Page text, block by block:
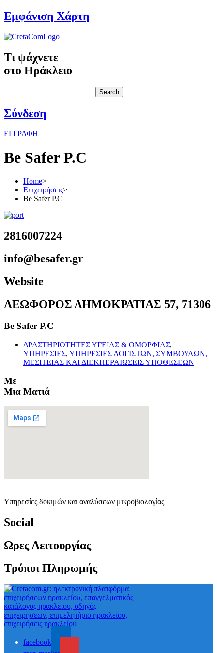
Εμφάνιση Χάρτη
Τι ψάχνετε
στο Ηράκλειο
Search
Σύνδεση
ΕΓΓΡΑΦΗ
Be Safer P.C
Home>
Επιχειρήσεις>
Be Safer P.C
2816007224
info@besafer.gr
Website
ΛΕΩΦΟΡΟΣ ΔΗΜΟΚΡΑΤΙΑΣ 57, 71306
Be Safer P.C
ΔΡΑΣΤΗΡΙΟΤΗΤΕΣ ΥΓΕΙΑΣ & ΟΜΟΡΦΙΑΣ,
ΥΠΗΡΕΣΙΕΣ, ΥΠΗΡΕΣΙΕΣ ΛΟΓΙΣΤΩΝ, ΣΥΜΒΟΥΛΩΝ,
ΜΕΣΙΤΕΙΑΣ ΚΑΙ ΔΙΕΚΠΕΡΑΙΩΣΕΙΣ ΥΠΟΘΕΣΕΩΝ
Με
Μια Ματιά
Υπηρεσίες δοκιμών και αναλύσεων μικροβιολογίας
Social
Ωρες Λειτουργίας
Τρόποι Πληρωμής
facebook